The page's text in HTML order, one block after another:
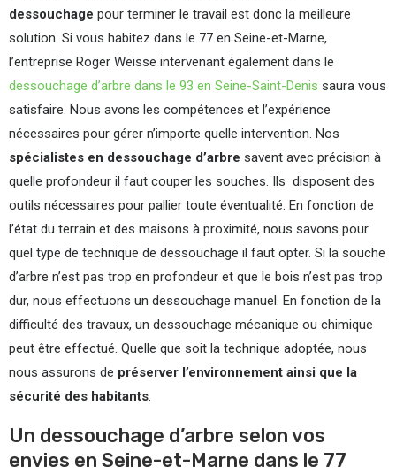
dessouchage pour terminer le travail est donc la meilleure
solution. Si vous habitez dans le 77 en Seine-et-Marne,
l’entreprise Roger Weisse intervenant également dans le
dessouchage d’arbre dans le 93 en Seine-Saint-Denis saura vous
satisfaire. Nous avons les compétences et l’expérience
nécessaires pour gérer n’importe quelle intervention. Nos
spécialistes en dessouchage d’arbre savent avec précision à
quelle profondeur il faut couper les souches. Ils disposent des
outils nécessaires pour pallier toute éventualité. En fonction de
l’état du terrain et des maisons à proximité, nous savons pour
quel type de technique de dessouchage il faut opter. Si la souche
d’arbre n’est pas trop en profondeur et que le bois n’est pas trop
dur, nous effectuons un dessouchage manuel. En fonction de la
difficulté des travaux, un dessouchage mécanique ou chimique
peut être effectué. Quelle que soit la technique adoptée, nous
nous assurons de préserver l’environnement ainsi que la
sécurité des habitants.
Un dessouchage d’arbre selon vos
envies en Seine-et-Marne dans le 77